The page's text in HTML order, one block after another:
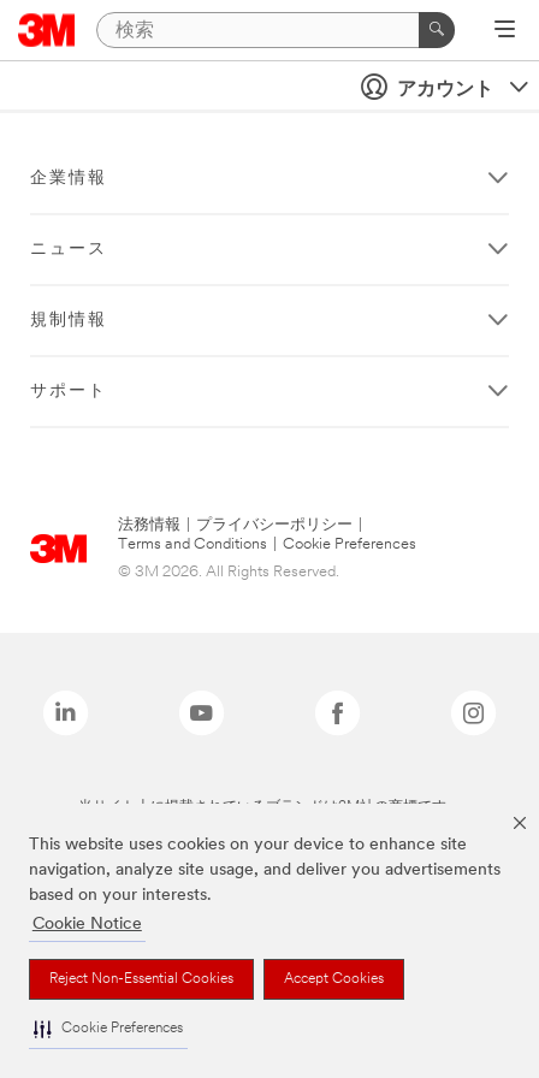
This website uses cookies on your device to enhance site
navigation, analyze site usage, and deliver you advertisements
based on your interests.
Cookie Notice
Reject Non-Essential Cookies Accept Cookies
Cookie Preferences
アカウント
企業情報
ニュース
規制情報
サポート
法務情報 プライバシーポリシー
Terms and Conditions
Cookie Preferences
© 3M 2026. All Rights Reserved.
当サイト上に掲載されているブランドは3M社の商標です。